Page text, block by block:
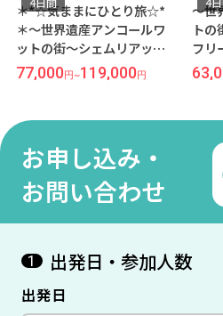
気ままにひとり旅☆*
世界遺産アンコールワ
の街～シェムリアッ
フリープラン！設備充
ゆったり滞在にもおす
ソカ アンコール リゾー
宿泊 4日間《福岡発／ベ
ェット利用》●受託手
20KG込み●
円~119,000円
～世界遺
トの街～
フリープ
ッフ常駐
立地も抜
リゾート
《福岡発
用》●受
●
63,000円~
お申し込み・
お問い合わせ
1 出発日・参加人数
出発日